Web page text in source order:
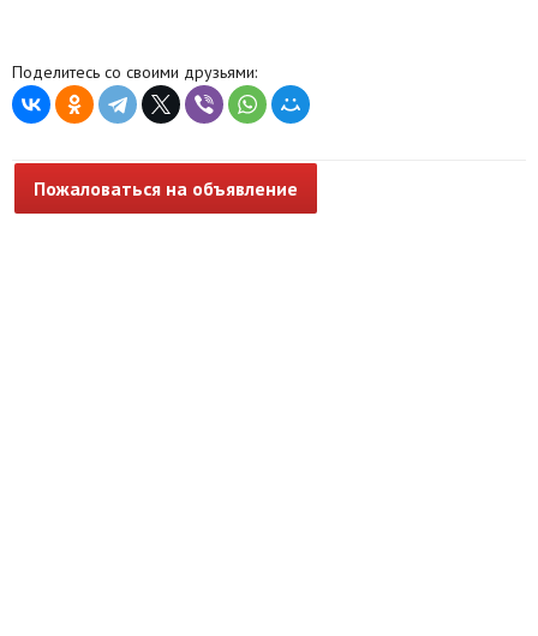
Поделитесь со своими друзьями:
Пожаловаться на объявление